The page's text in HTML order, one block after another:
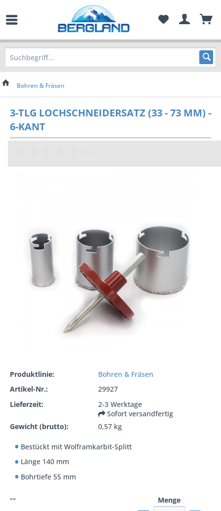
Bohren & Fräsen
3-TLG LOCHSCHNEIDERSATZ (33 - 73 MM) -
6-KANT
Produktlinie:
Bohren & Fräsen
Artikel-Nr.:
29927
Lieferzeit:
2-3 Werktage
Sofort versandfertig
Gewicht (brutto):
0,57 kg
Bestückt mit Wolframkarbit-Splitt
Länge 140 mm
Bohrtiefe 55 mm
Menge
""